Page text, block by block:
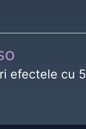
efectele cu